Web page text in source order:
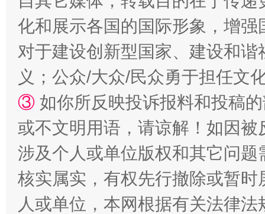
完善运行机制助力责任有效落实 一纸欠
东山县通报“牛蛙产品抗生素超标问题” 法
化和展示各国的国际形象，增
对于建设创新型国家、建设和
义；公众/大众/民众勇于担任文
③ 如你所反映投诉报料和投稿
或不文明用语，请谅解！如因
涉及个人或单位版权和其它问题
核实属实，有权先行撤除或暂
人或单位，本网根据有关法律